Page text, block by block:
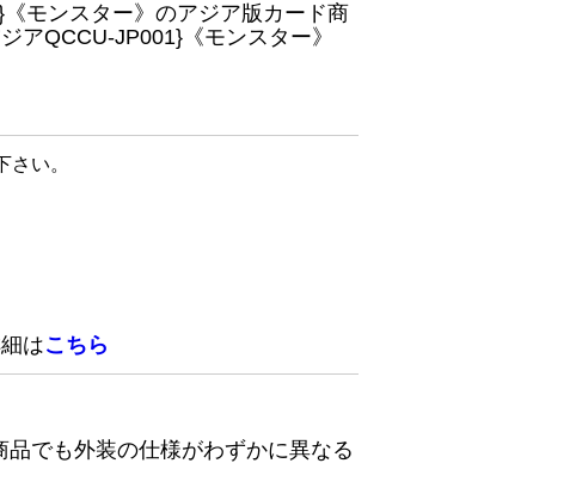
モンスター》のアジア版カード商
QCCU-JP001}《モンスター》
い。
はこちら
でも外装の仕様がわずかに異なる